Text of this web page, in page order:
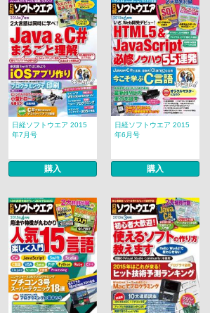
日経ソフトウエア 2015
年7月号
購入
日経ソフトウエア 2015
年6月号
購入